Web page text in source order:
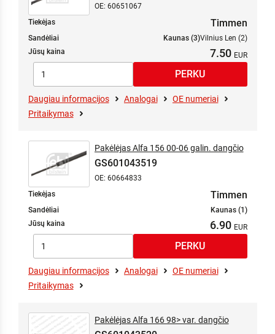
OE: 60651067
Tiekėjas
Timmen
Sandėliai Kaunas (3)Vilnius Len (2)
Jūsų kaina
7.50
Daugiau informacijos Analogai
OE numeriai
Pritaikymas
Pakėlėjas Alfa 156 00-06 galin. dangčio
GS601043519
OE: 60664833
Tiekėjas
Timmen
Sandėliai
Kaunas (1)
Jūsų kaina
6.90
Daugiau informacijos Analogai
OE numeriai
Pritaikymas
Pakėlėjas Alfa 166 98> var. dangčio